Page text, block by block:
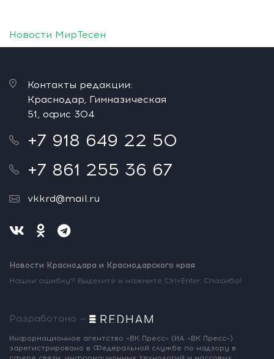
Новости МирТесен
Контакты редакции:
Краснодар, Гимназическая
51, офис 304
+7 918 649 22 50
+7 861 255 36 67
vkkrd@mail.ru
Новости Краснодара и Краснодарского края
Нашли ошибку? Выделите и нажмите Ctrl+Enter. Спасибо!
Разработано —
Информационное агентство «ВК Пресс» (ИА «ВК Пресс»)
зарегистрировано в Федеральной службе по надзору в